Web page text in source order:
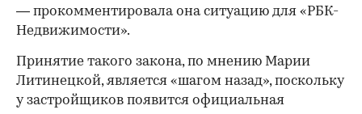
— прокомментировала она ситуацию для «РБК-
Недвижимости».
Принятие такого закона, по мнению Марии
Литинецкой, является «шагом назад», поскольку
у застройщиков появится официальная